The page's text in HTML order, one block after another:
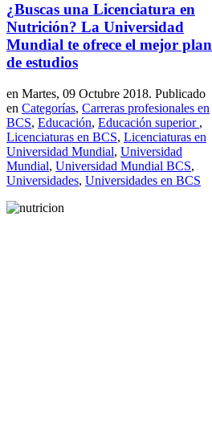
¿Buscas una Licenciatura en
Nutrición? La Universidad
Mundial te ofrece el mejor plan
de estudios
en Martes, 09 Octubre 2018. Publicado
en Categorías, Carreras profesionales en
BCS, Educación, Educación superior ,
Licenciaturas en BCS, Licenciaturas en
Universidad Mundial, Universidad
Mundial, Universidad Mundial BCS,
Universidades, Universidades en BCS